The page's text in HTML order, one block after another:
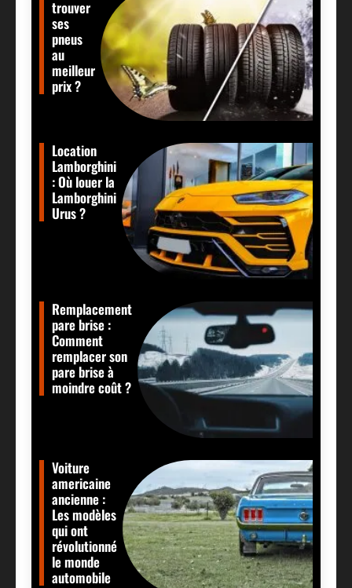
trouver
ses
pneus
au
meilleur
prix ?
Location
Lamborghini
: Où louer la
Lamborghini
Urus ?
Remplacement
pare brise :
Comment
remplacer son
pare brise à
moindre coût ?
Voiture
americaine
ancienne :
Les modèles
qui ont
révolutionné
le monde
automobile